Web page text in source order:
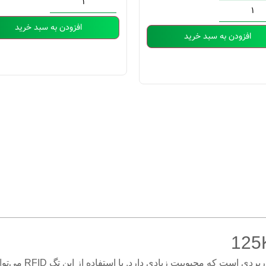
افزودن به سبد خرید
افزودن به سبد خرید